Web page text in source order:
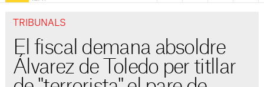
TRIBUNALS
El fiscal demana absoldre
Álvarez de Toledo per titllar